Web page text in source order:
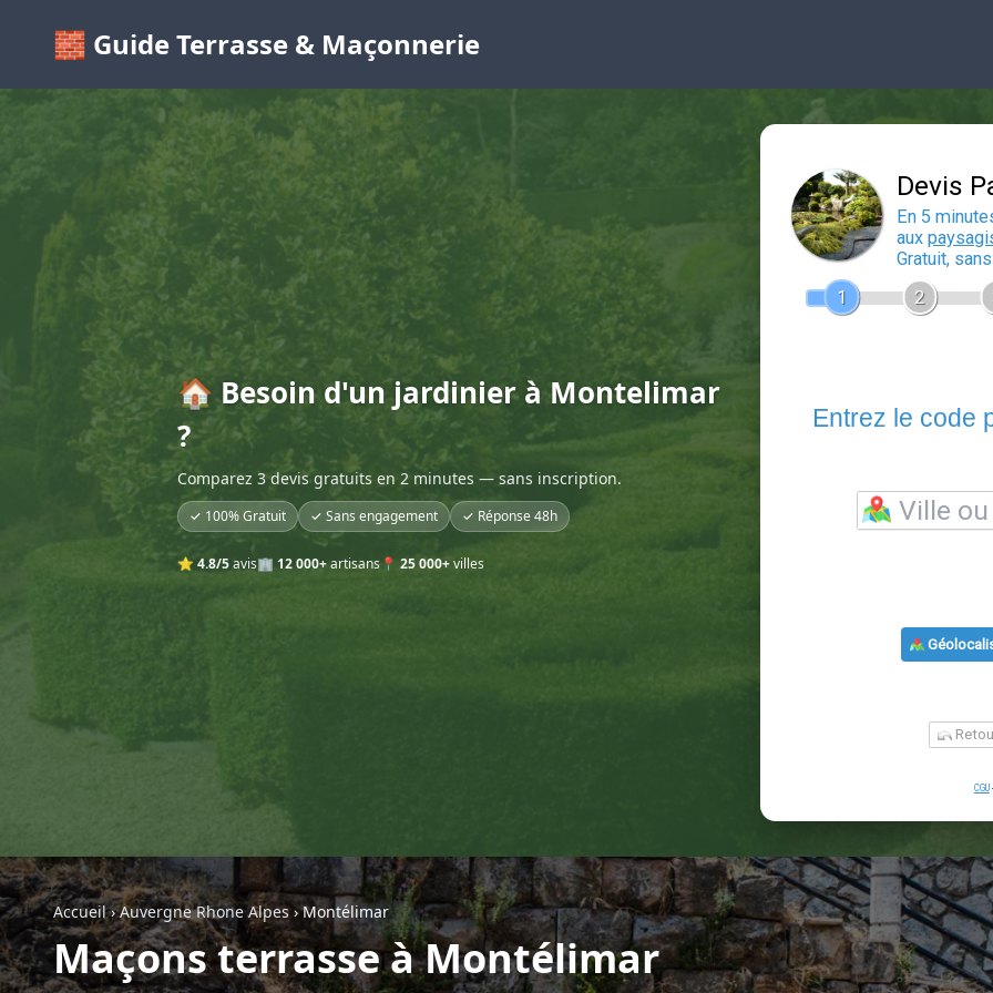
🧱 Guide Terrasse & Maçonnerie
🏠 Besoin d'un jardinier à Montelimar
?
Comparez 3 devis gratuits en 2 minutes — sans inscription.
✓ 100% Gratuit ✓ Sans engagement ✓ Réponse 48h
⭐ 4.8/5avis🏢 12 000+artisans 📍 25 000+villes
Accueil›Auvergne Rhone Alpes ›Montélimar
Maçons terrasse à Montélimar